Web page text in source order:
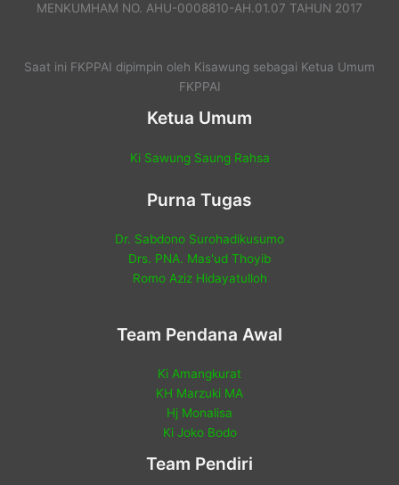
MENKUMHAM NO. AHU-0008810-AH.01.07 TAHUN 2017
Saat ini FKPPAI dipimpin oleh Kisawung sebagai Ketua Umum
FKPPAI
Ketua Umum
Ki Sawung Saung Rahsa
Purna Tugas
Dr. Sabdono Surohadikusumo
Drs. PNA. Mas'ud Thoyib
Romo Aziz Hidayatulloh
Team Pendana Awal
Ki Amangkurat
KH Marzuki MA
Hj Monalisa
Ki Joko Bodo
Team Pendiri